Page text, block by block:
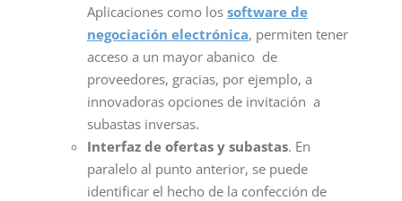
Aplicaciones como los software de
negociación electrónica, permiten tener
acceso a un mayor abanico de
proveedores, gracias, por ejemplo, a
innovadoras opciones de invitación a
subastas inversas.
Interfaz de ofertas y subastas. En
paralelo al punto anterior, se puede
identificar el hecho de la confección de